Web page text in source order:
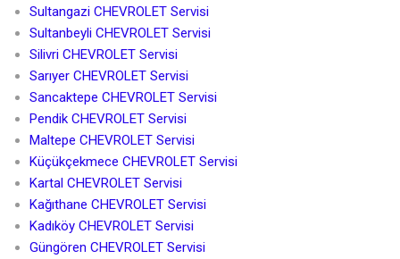
Sultangazi CHEVROLET Servisi
Sultanbeyli CHEVROLET Servisi
Silivri CHEVROLET Servisi
Sarıyer CHEVROLET Servisi
Sancaktepe CHEVROLET Servisi
Pendik CHEVROLET Servisi
Maltepe CHEVROLET Servisi
Küçükçekmece CHEVROLET Servisi
Kartal CHEVROLET Servisi
Kağıthane CHEVROLET Servisi
Kadıköy CHEVROLET Servisi
Güngören CHEVROLET Servisi